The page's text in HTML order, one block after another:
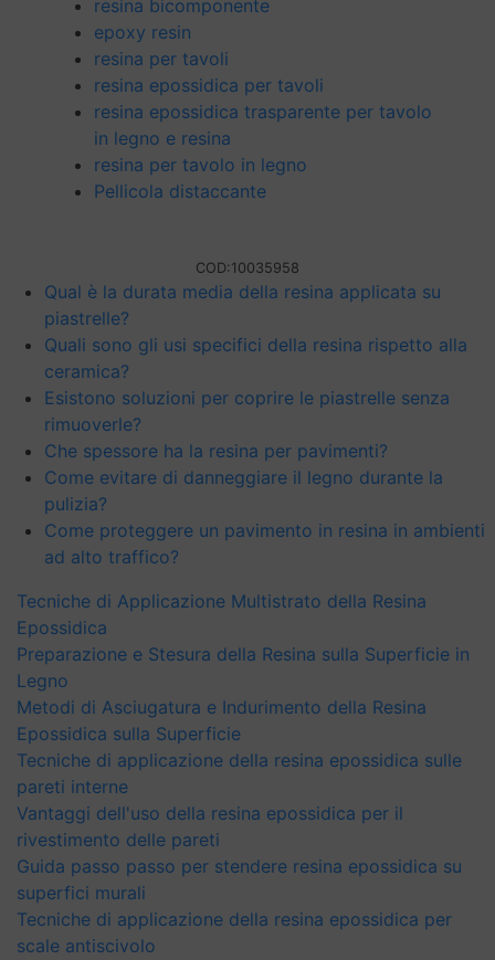
resina bicomponente
epoxy resin
resina per tavoli
resina epossidica per tavoli
resina epossidica trasparente per tavolo
in legno e resina
resina per tavolo in legno
Pellicola distaccante
COD:10035958
Qual è la durata media della resina applicata su
piastrelle?
Quali sono gli usi specifici della resina rispetto alla
ceramica?
Esistono soluzioni per coprire le piastrelle senza
rimuoverle?
Che spessore ha la resina per pavimenti?
Come evitare di danneggiare il legno durante la
pulizia?
Come proteggere un pavimento in resina in ambienti
ad alto traffico?
Tecniche di Applicazione Multistrato della Resina
Epossidica
Preparazione e Stesura della Resina sulla Superficie in
Legno
Metodi di Asciugatura e Indurimento della Resina
Epossidica sulla Superficie
Tecniche di applicazione della resina epossidica sulle
pareti interne
Vantaggi dell'uso della resina epossidica per il
rivestimento delle pareti
Guida passo passo per stendere resina epossidica su
superfici murali
Tecniche di applicazione della resina epossidica per
scale antiscivolo